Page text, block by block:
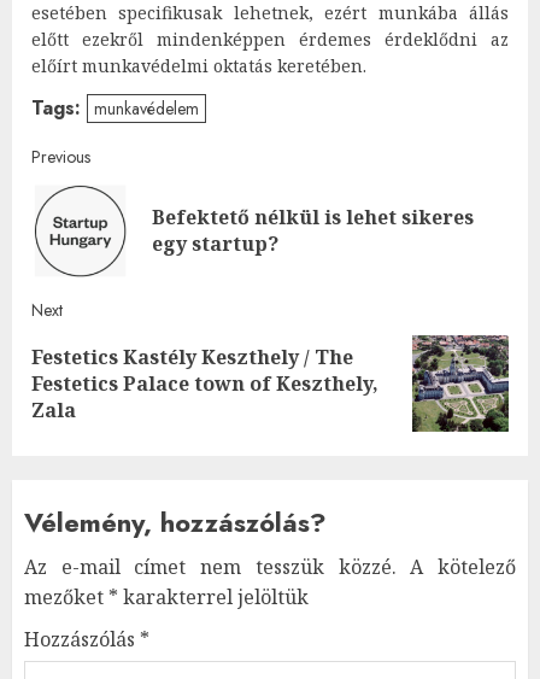
esetében specifikusak lehetnek, ezért munkába állás
előtt ezekről mindenképpen érdemes érdeklődni az
előírt munkavédelmi oktatás keretében.
Tags: munkavédelem
Post
navigation
Previous
Befektető nélkül is lehet sikeres
egy startup?
Next
Next
post:
Festetics Kastély Keszthely / The
Festetics Palace town of Keszthely,
Zala
Vélemény, hozzászólás?
Az e-mail címet nem tesszük közzé. A kötelező
mezőket * karakterrel jelöltük
Hozzászólás *